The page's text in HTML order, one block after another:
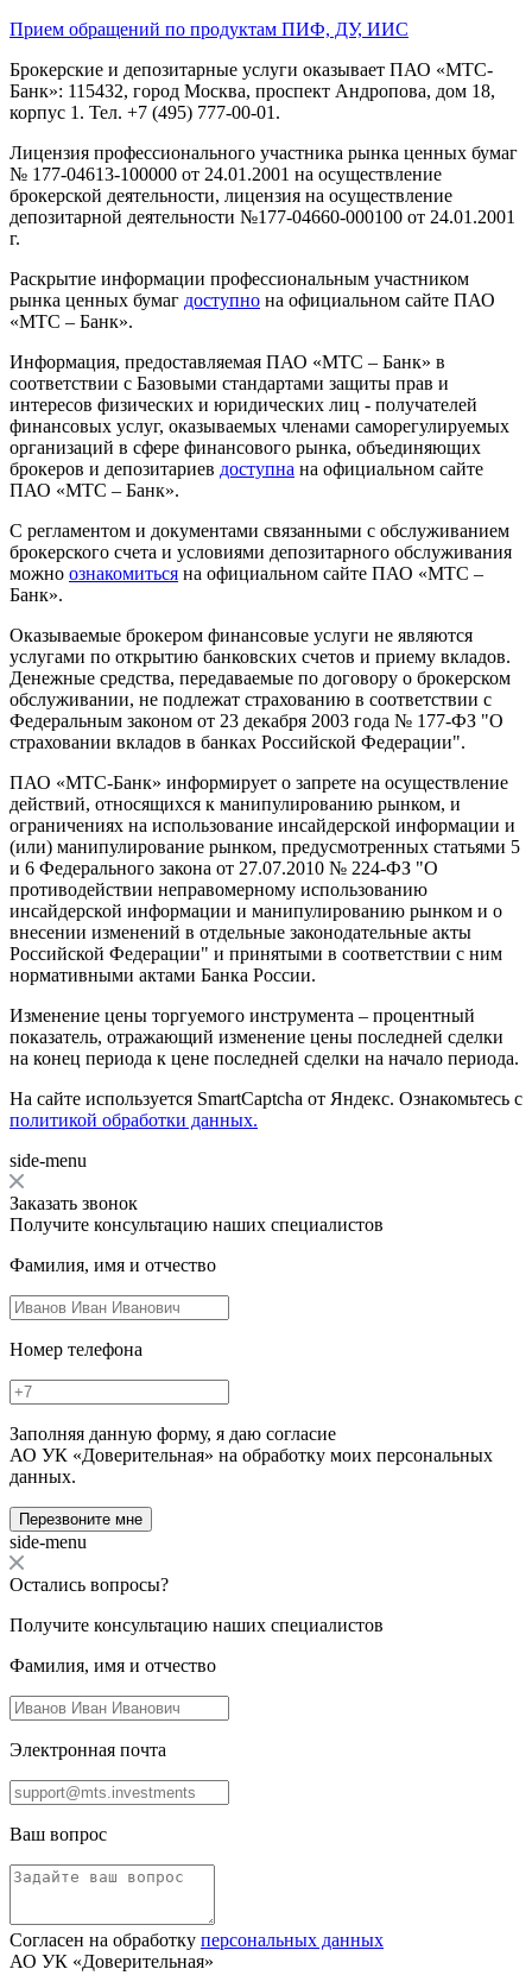
Прием обращений по продуктам ПИФ, ДУ, ИИС
Брокерские и депозитарные услуги оказывает ПАО «МТС-
Банк»: 115432, город Москва, проспект Андропова, дом 18,
корпус 1. Тел. +7 (495) 777-00-01.
Лицензия профессионального участника рынка ценных бумаг
№ 177-04613-100000 от 24.01.2001 на осуществление
брокерской деятельности, лицензия на осуществление
депозитарной деятельности №177-04660-000100 от 24.01.2001
г.
Раскрытие информации профессиональным участником
рынка ценных бумаг доступно на официальном сайте ПАО
«МТС – Банк».
Информация, предоставляемая ПАО «МТС – Банк» в
соответствии с Базовыми стандартами защиты прав и
интересов физических и юридических лиц - получателей
финансовых услуг, оказываемых членами саморегулируемых
организаций в сфере финансового рынка, объединяющих
брокеров и депозитариев доступна на официальном сайте
ПАО «МТС – Банк».
С регламентом и документами связанными с обслуживанием
брокерского счета и условиями депозитарного обслуживания
можно ознакомиться на официальном сайте ПАО «МТС –
Банк».
Оказываемые брокером финансовые услуги не являются
услугами по открытию банковских счетов и приему вкладов.
Денежные средства, передаваемые по договору о брокерском
обслуживании, не подлежат страхованию в соответствии с
Федеральным законом от 23 декабря 2003 года № 177-ФЗ "О
страховании вкладов в банках Российской Федерации".
ПАО «МТС-Банк» информирует о запрете на осуществление
действий, относящихся к манипулированию рынком, и
ограничениях на использование инсайдерской информации и
(или) манипулирование рынком, предусмотренных статьями 5
и 6 Федерального закона от 27.07.2010 № 224-ФЗ "О
противодействии неправомерному использованию
инсайдерской информации и манипулированию рынком и о
внесении изменений в отдельные законодательные акты
Российской Федерации" и принятыми в соответствии с ним
нормативными актами Банка России.
Изменение цены торгуемого инструмента – процентный
показатель, отражающий изменение цены последней сделки
на конец периода к цене последней сделки на начало периода.
На сайте используется SmartCaptcha от Яндекс. Ознакомьтесь с
политикой обработки данных.
side-menu
Заказать звонок
Получите консультацию наших специалистов
Фамилия, имя и отчество
Номер телефона
Заполняя данную форму, я даю согласие
АО УК «Доверительная» на обработку моих персональных
данных.
Перезвоните мне
side-menu
Остались вопросы?
Получите консультацию наших специалистов
Фамилия, имя и отчество
Электронная почта
Ваш вопрос
Согласен на обработку персональных данных
АО УК «Доверительная»